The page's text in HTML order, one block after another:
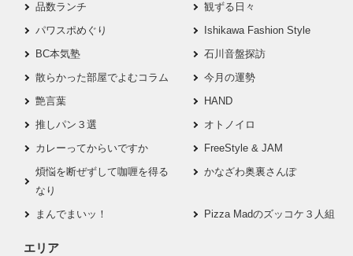
品数ランチ
観ずる日々
パワスポめぐり
Ishikawa Fashion Style
BC本気塾
石川音盤探訪
散らかった部屋でよむコラム
今月の運勢
艶言葉
HAND
推しパン３選
オトノイロ
カレーってからいですか
FreeStyle & JAM
煩悩を断ぜずして咖喱を得る
なり
かなざわ奥裏さんぽ
まんでまいッ！ Pizza Madのズッコケ３人組
エリア